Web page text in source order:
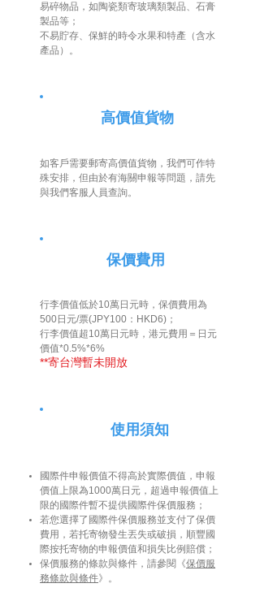
易碎物品，如陶瓷類寄玻璃類製品、石膏
製品等；
不易貯存、保鮮的時令水果和特產（含水
產品）。
高價值貨物
如客戶需要郵寄高價值貨物，我們可作特
殊安排，但由於有海關申報等問題，請先
與我們客服人員查詢。
保價費用
行李價值低於10萬日元時，保價費用為
500日元/票(JPY100：HKD6)；
行李價值超10萬日元時，港元費用＝日元
價值*0.5%*6%
**寄台灣暫未開放
使用須知
國際件申報價值不得高於實際價值，申報
價值上限為1000萬日元，超過申報價值上
限的國際件暫不提供國際件保價服務；
若您選擇了國際件保價服務並支付了保價
費用，若托寄物發生丟失或破損，順豐國
際按托寄物的申報價值和損失比例賠償；
保價服務的條款與條件，請參閱《保價服
務條款與條件》。